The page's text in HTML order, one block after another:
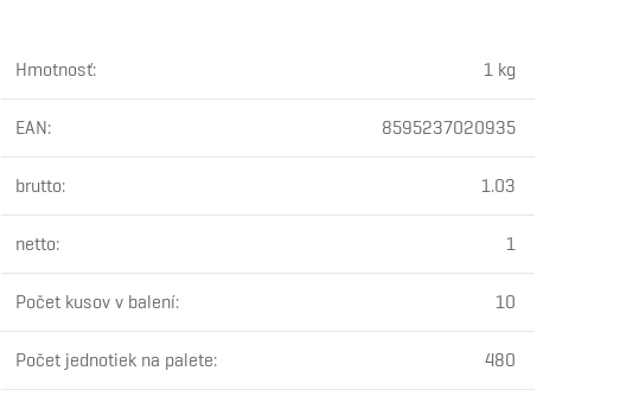
Hmotnosť: 1 kg
EAN: 8595237020935
brutto: 1.03
netto: 1
Počet kusov v balení: 10
Počet jednotiek na palete: 480